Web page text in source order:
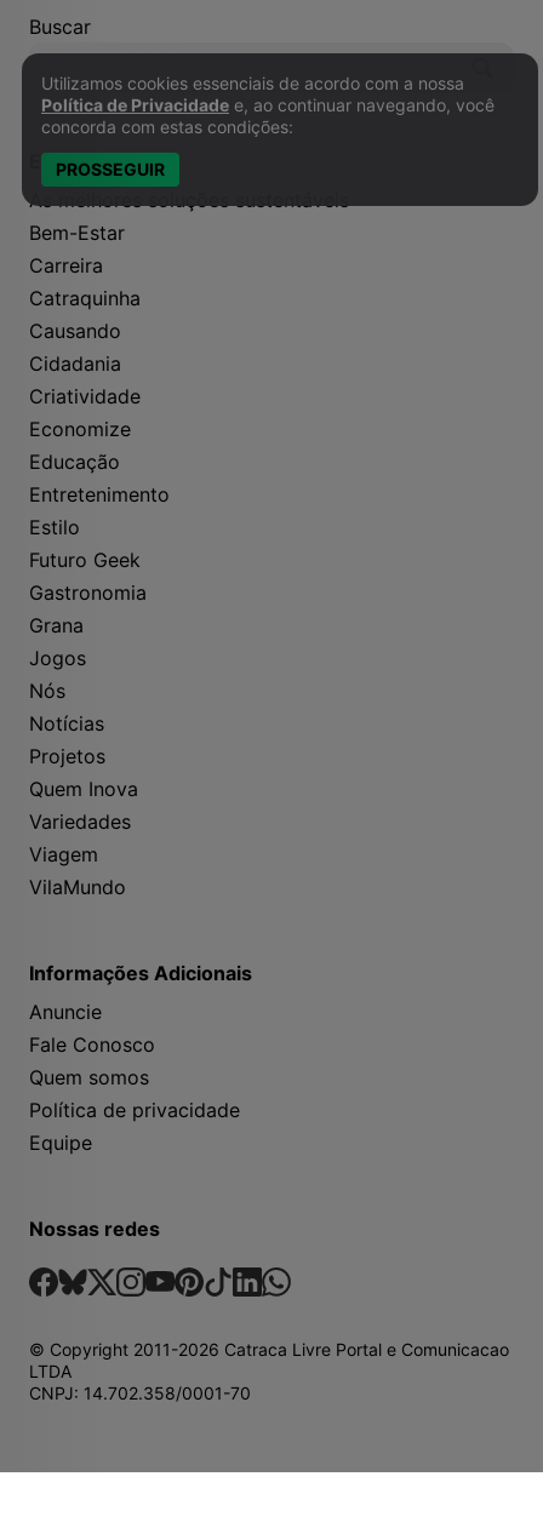
Buscar
Editoriais
As melhores soluções sustentáveis
Bem-Estar
Carreira
Catraquinha
Causando
Cidadania
Criatividade
Economize
Educação
Entretenimento
Estilo
Futuro Geek
Gastronomia
Grana
Jogos
Nós
Notícias
Projetos
Quem Inova
Variedades
Viagem
VilaMundo
Informações Adicionais
Anuncie
Fale Conosco
Quem somos
Política de privacidade
Equipe
Nossas redes
Nossas Redes Sociais
Facebook
Bsky
X Instagram
Youtube
Pinterest
TiktokLinkedin
Whatsapp
© Copyright 2011-2026 Catraca Livre Portal e Comunicacao
LTDA
CNPJ: 14.702.358/0001-70
Política de Privacidade e Cookies
Utilizamos cookies essenciais de acordo com a nossa
Política de Privacidade e, ao continuar navegando, você
concorda com estas condições:
PROSSEGUIR